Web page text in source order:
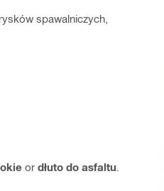
spawalniczych,
or dłuto do asfaltu